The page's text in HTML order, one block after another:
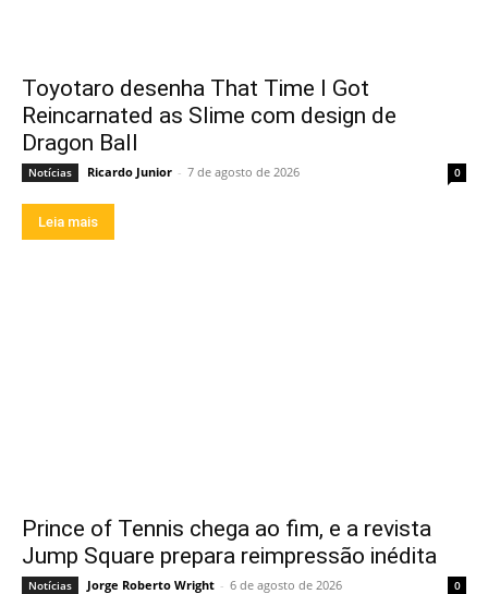
Toyotaro desenha That Time I Got
Reincarnated as Slime com design de
Dragon Ball
Notícias Ricardo Junior - 7 de agosto de 2026 0
Leia mais
Prince of Tennis chega ao fim, e a revista
Jump Square prepara reimpressão inédita
Notícias Jorge Roberto Wright - 6 de agosto de 2026 0